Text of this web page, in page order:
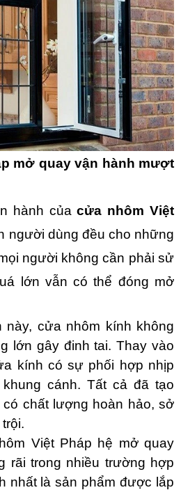
mở quay vận hành mượt
hành củacửa nhôm Việt
người dùng đều cho những
người không cần phải sử
lớn vẫn có thể đóng mở
này, cửa nhôm kính không
lớn gây đinh tai. Thay vào
kính có sự phối hợp nhịp
cánh. Tất cả đã tạo
chất lượng hoàn hảo, sở
Việt Pháp hệ mở quay
rãi trong nhiều trường hợp
nhất là sản phẩm được lắp